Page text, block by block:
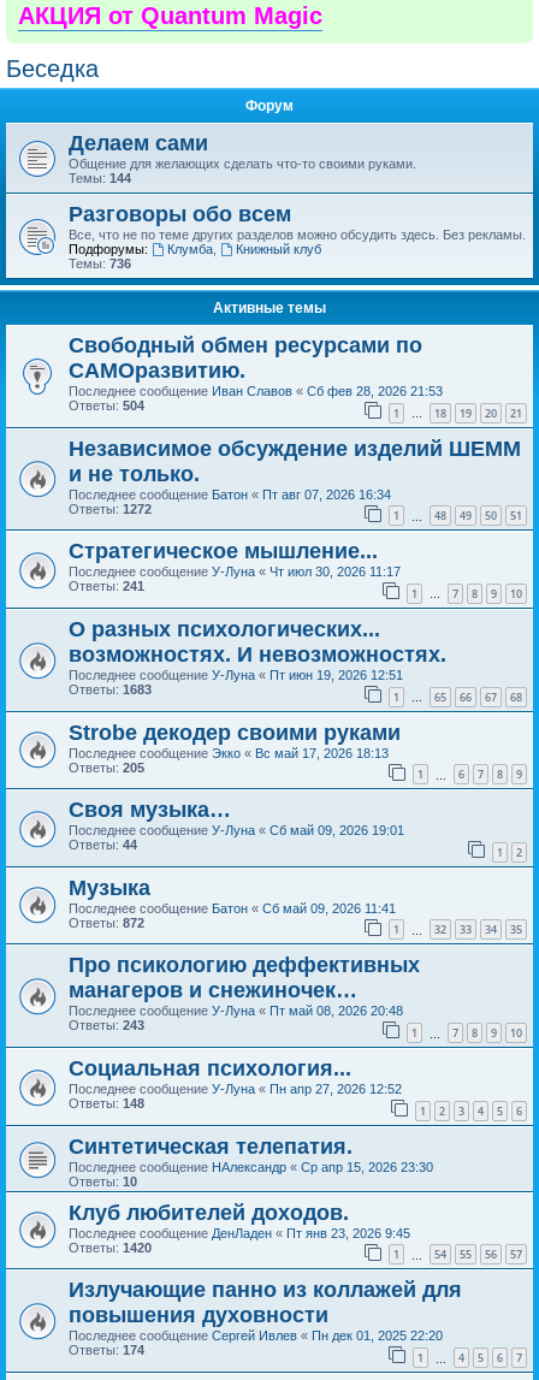
АКЦИЯ от Quantum Magic
Беседка
Форум
Делаем сами
Общение для желающих сделать что-то своими руками.
Темы: 144
Разговоры обо всем
Все, что не по теме других разделов можно обсудить здесь. Без рекламы.
Подфорумы:
Клумба,
Книжный клуб
Темы: 736
Активные темы
Свободный обмен ресурсами по
САМОразвитию.
Последнее сообщение Иван Славов « Сб фев 28, 2026 21:53
Ответы: 504 1 … 18 19 20 21
Независимое обсуждение изделий ШЕММ
и не только.
Последнее сообщение Батон « Пт авг 07, 2026 16:34
Ответы: 1272 1 48 49 50 51
Стратегическое мышление...
Последнее сообщение У-Луна « Чт июл 30, 2026 11:17
Ответы: 241 1 … 7 8 9 10
О разных психологических...
возможностях. И невозможностях.
Последнее сообщение У-Луна « Пт июн 19, 2026 12:51
Ответы: 1683 1 … 65 66 67 68
Strobe декодер своими руками
Последнее сообщение Экко « Вс май 17, 2026 18:13
Ответы: 205 1 6 7 8 9
Своя музыка…
Последнее сообщение У-Луна « Сб май 09, 2026 19:01
Ответы: 44 1 2
Музыка
Последнее сообщение Батон « Сб май 09, 2026 11:41
Ответы: 872 1 32 33 34 35
Про псикологию деффективных
манагеров и снежиночек…
Последнее сообщение У-Луна « Пт май 08, 2026 20:48
Ответы: 243 1 7 8 9 10
Социальная психология...
Последнее сообщение У-Луна « Пн апр 27, 2026 12:52
Ответы: 148 1 2 3 4 5 6
Синтетическая телепатия.
Последнее сообщение НАлександр « Ср апр 15, 2026 23:30
Ответы: 10
Клуб любителей доходов.
Последнее сообщение ДенЛаден « Пт янв 23, 2026 9:45
Ответы: 1420 1 54 55 56 57
Излучающие панно из коллажей для
повышения духовности
Последнее сообщение Сергей Ивлев « Пн дек 01, 2025 22:20
Ответы: 174 1 4 5 6 7